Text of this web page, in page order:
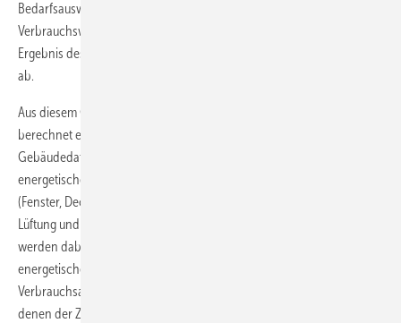
Bedarfsausweis und den Verbrauchsausweis. Letzterer basiert auf den
Verbrauchswerten der vergangenen drei Jahre. Damit hängt das
Ergebnis des Ausweises stark vom Verhalten der jeweiligen Bewohner
ab.
Aus diesem Grund empfiehlt die dena den Bedarfsausweis. Hierfür
berechnet ein Energieberater anhand einer technischen Analyse aller
Gebäudedaten den Energiebedarf. Anschließend dokumentiert er den
energetischen Zustand des Gebäudes: Die Qualität der Gebäudehülle
(Fenster, Decken und Außenwände) sowie der Anlagen für Heizung,
Lüftung und Warmwasserbereitung und die Art des Energieträgers
werden dabei berücksichtigt. Der Bedarfsausweis stellt folglich den
energetischen Zustand des Gebäudes genauer dar als der
Verbrauchsausweis. Auch mögliche Sanierungsmaßnahmen, mit
denen der Zustand verbessert und der Wert der Immobilie gesteigert